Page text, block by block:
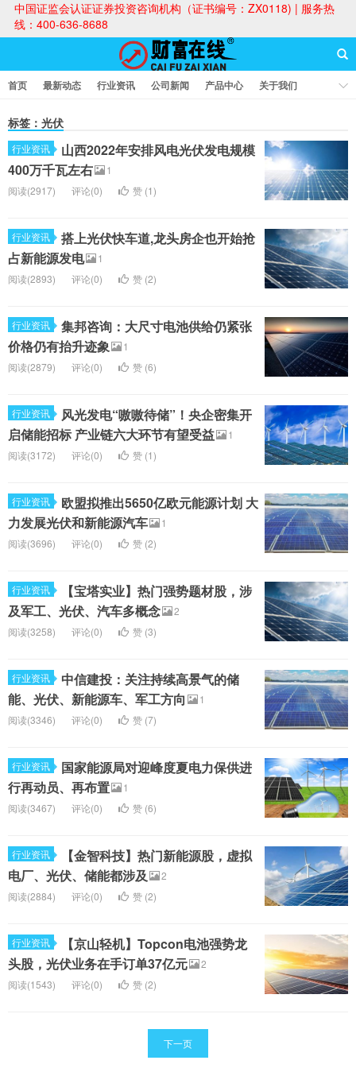
中国证监会认证证券投资咨询机构（证书编号：ZX0118) | 服务热
线：400-636-8688
首页 最新动态 行业资讯 公司新闻 产品中心
关于我们
标签：光伏
行业资讯
山西2022年安排风电光伏发电规模
400万千瓦左右
1
阅读(2917)
评论(0) 赞 (1)
行业资讯
搭上光伏快车道,龙头房企也开始抢
占新能源发电
1
阅读(2893)
评论(0) 赞 (2)
行业资讯
集邦咨询：大尺寸电池供给仍紧张
价格仍有抬升迹象
1
阅读(2879)
评论(0) 赞 (6)
行业资讯
风光发电“嗷嗷待储”！央企密集开
启储能招标 产业链六大环节有望受益
1
阅读(3172)
评论(0) 赞 (1)
行业资讯
欧盟拟推出5650亿欧元能源计划 大
力发展光伏和新能源汽车
1
阅读(3696)
评论(0) 赞 (2)
行业资讯
【宝塔实业】热门强势题材股，涉
及军工、光伏、汽车多概念
2
阅读(3258)
评论(0) 赞 (3)
行业资讯
中信建投：关注持续高景气的储
能、光伏、新能源车、军工方向
1
阅读(3346)
评论(0) 赞 (7)
行业资讯
国家能源局对迎峰度夏电力保供进
行再动员、再布置
1
阅读(3467)
评论(0) 赞 (6)
行业资讯
【金智科技】热门新能源股，虚拟
电厂、光伏、储能都涉及
2
阅读(2884)
评论(0) 赞 (2)
行业资讯
【京山轻机】Topcon电池强势龙
头股，光伏业务在手订单37亿元
2
阅读(1543)
评论(0) 赞 (2)
下一页